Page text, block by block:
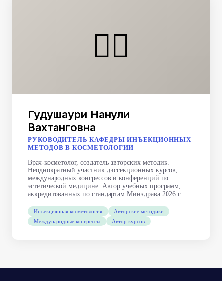
👩‍⚕️
Гудушаури Нанули
Вахтанговна
РУКОВОДИТЕЛЬ КАФЕДРЫ ИНЪЕКЦИОННЫХ
МЕТОДОВ В КОСМЕТОЛОГИИ
Врач-косметолог, создатель авторских методик.
Неоднократный участник диссекционных курсов,
международных конгрессов и конференций по
эстетической медицине. Автор учебных программ,
аккредитованных по стандартам Минздрава 2026 г.
Инъекционная косметология
Авторские методики
Международные конгрессы
Автор курсов